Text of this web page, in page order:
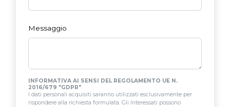
Messaggio
INFORMATIVA AI SENSI DEL REGOLAMENTO UE N.
2016/679 "GDPR"
I dati personali acquisiti saranno utilizzati esclusivamente per
rispondere alla richiesta formulata. Gli Interessati possono